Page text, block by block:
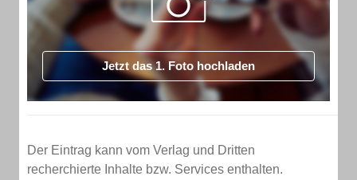
Jetzt das 1. Foto hochladen
Der Eintrag kann vom Verlag und Dritten
recherchierte Inhalte bzw. Services enthalten.